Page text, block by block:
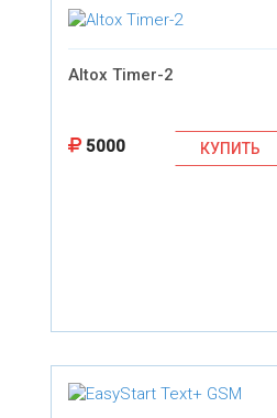
Altox Timer-2
5000 КУПИТЬ